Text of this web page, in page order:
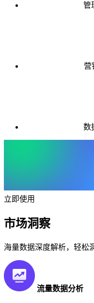
管
营
数
立即使用
市场洞察
海量数据深度解析，轻松
流量数据分析